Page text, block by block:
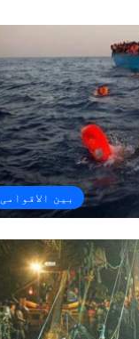
بین الاقوامی